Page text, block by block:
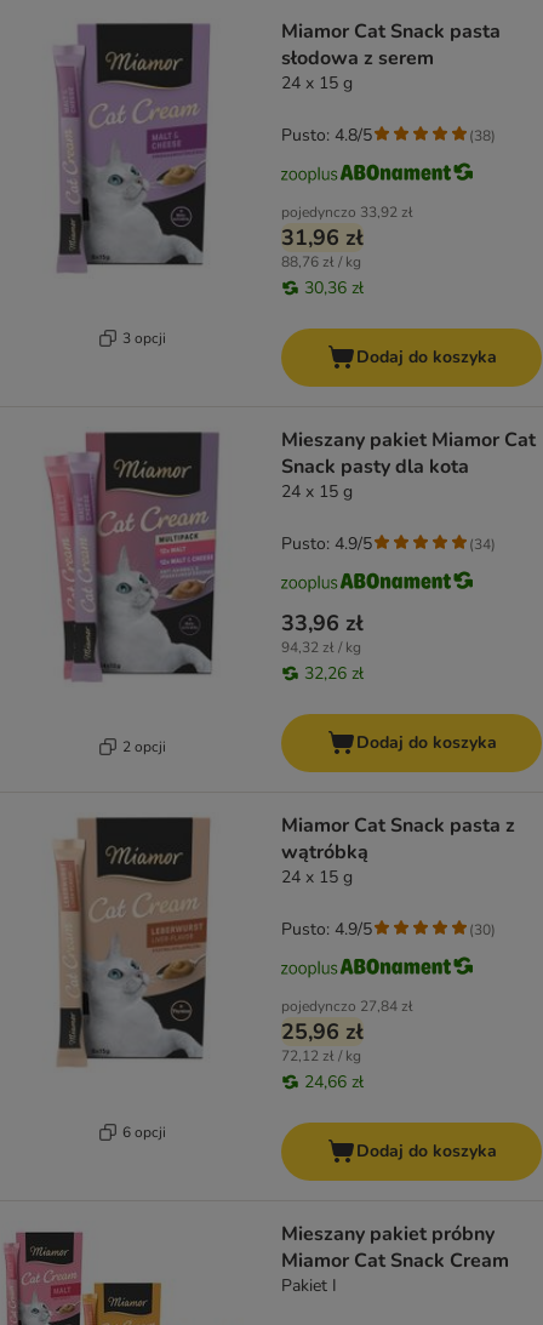
3 opcji
Miamor Cat Snack pasta
słodowa z serem
24 x 15 g
pojedynczo 33,92 zł
31,96 zł
88,76 zł / kg
30,36 zł
Pusto: 4.8/5 (38)
Dodaj do koszyka
2 opcji
Mieszany pakiet Miamor Cat
Snack pasty dla kota
24 x 15 g
33,96 zł
94,32 zł / kg
32,26 zł
Pusto: 4.9/5 (34)
Dodaj do koszyka
6 opcji
Miamor Cat Snack pasta z
wątróbką
24 x 15 g
pojedynczo 27,84 zł
25,96 zł
72,12 zł / kg
24,66 zł
Pusto: 4.9/5 (30)
Dodaj do koszyka
Mieszany pakiet próbny
Miamor Cat Snack Cream
Pakiet I